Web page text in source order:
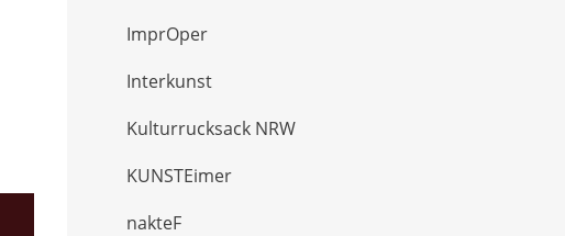
ImprOper
Interkunst
Kulturrucksack NRW
KUNSTEimer
nakteF